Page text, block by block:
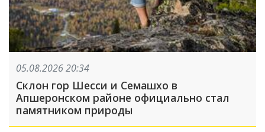
05.08.2026 20:34
Склон гор Шесси и Семашхо в
Апшеронском районе официально стал
памятником природы